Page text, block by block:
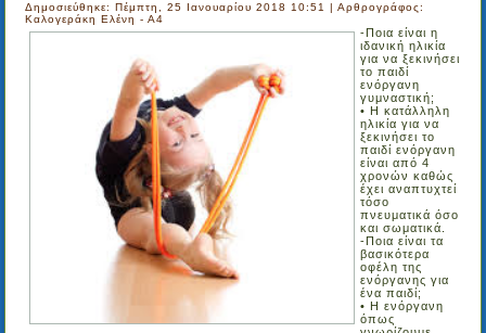
Δημοσιεύθηκε: Πέμπτη, 25 Ιανουαρίου 2018 10:51|Αρθρογράφος:
Καλογεράκη Ελένη - Α4
-Ποια είναι η
ιδανική ηλικία
για να ξεκινήσει
το παιδί
ενόργανη
γυμναστική;
• Η κατάλληλη
ηλικία για να
ξεκινήσει το
παιδί ενόργανη
είναι από 4
χρονών καθώς
έχει αναπτυχτεί
τόσο
πνευματικά όσο
και σωματικά.
-Ποια είναι τα
βασικότερα
οφέλη της
ενόργανης για
ένα παιδί;
• Η ενόργανη
όπως